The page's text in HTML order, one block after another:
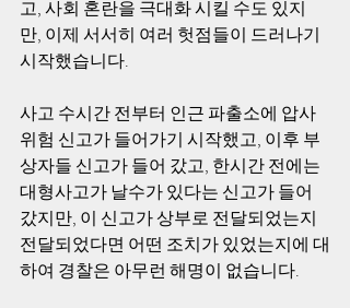
고, 사회 혼란을 극대화 시킬 수도 있지
만, 이제 서서히 여러 헛점들이 드러나기
시작했습니다.
사고 수시간 전부터 인근 파출소에 압사
위험 신고가 들어가기 시작했고, 이후 부
상자들 신고가 들어 갔고, 한시간 전에는
대형사고가 날수가 있다는 신고가 들어
갔지만, 이 신고가 상부로 전달되었는지
전달되었다면 어떤 조치가 있었는지에 대
하여 경찰은 아무런 해명이 없습니다.